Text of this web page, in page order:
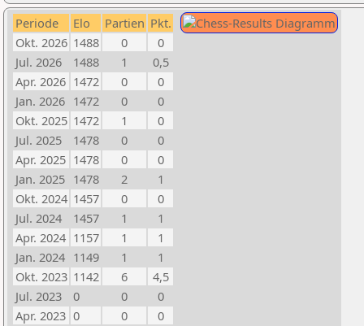
Periode Elo Partien Pkt.
Okt. 2026 1488 0
0
Jul. 2026
1488 1
0,5
Apr. 2026 1472 0
0
Jan. 2026 1472 0
0
Okt. 2025 1472 1
0
Jul. 2025
1478 0
0
Apr. 2025 1478 0
0
Jan. 2025 1478 2
1
Okt. 2024 1457 0
0
Jul. 2024
1457 1
1
Apr. 2024 1157 1
1
Jan. 2024 1149 1
1
Okt. 2023 1142 6
4,5
Jul. 2023
0 0
0
Apr. 2023 0 0
0